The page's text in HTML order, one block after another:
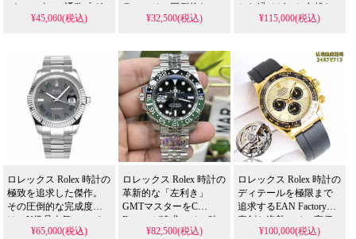
パーコピー、通称「グ
リーンサブ」モデルを
ンベゼルとクラシック
なダイバーズデザイン
を再現した高品質な偽
物時計です。
¥45,060(税込)
ラー。その圧倒的な
42mmの存在感と完全な
市場でも他に類を見な
い完成度を誇り、高精
度ムーブメントと高級
素材が、まさに「一つ
のロレックスで永遠
に」という成功者のス
タンダードを確約する
傑作です。
¥32,500(税込)
かな緑ベゼルと自然な
夜光の絶妙な調和は、N
の再現度と評価され、
最高級のプラチナメッ
キと防汚コーティング
が、本物に迫る視覚
的・触覚的体験を提供
する、まさに収集家待
望の逸品です。
¥115,000(税込)
ロレックス Rolex 時計の
極致を追求した傑作。
その圧倒的な完成度
は、N級品人気スーパー
コピー 格安市場でも他
¥65,000(税込)
ロレックス Rolex 時計の
革新的な「左利き」
GMTマスターをC
Factoryが追求。その確
かなCal.3285ムーブメン
¥82,500(税込)
ロレックス Rolex 時計の
ディテールを極限まで
追求するEAN Factoryの
真剣な姿勢。その高価
な本物5個を入手しての
¥100,000(税込)